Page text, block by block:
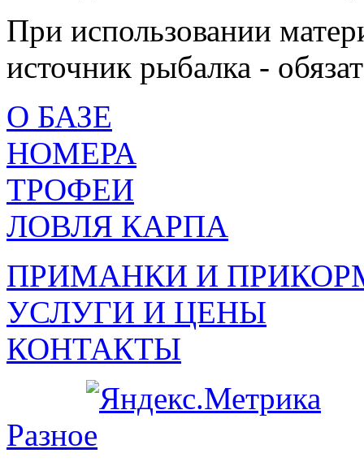
При использовании
источник рыбалка -
О БАЗЕ
НОМЕРА
ТРОФЕИ
ЛОВЛЯ КАРПА
ПРИМАНКИ И
УСЛУГИ И ЦЕНЫ
КОНТАКТЫ
Разное